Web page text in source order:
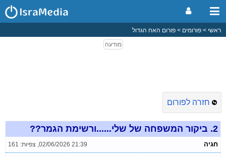
ראשי פורומים פורום האח הגדול
חזרה לפורום
2. ביקור המשפחה של שלי......ורשימת הגמר??
חגיה 02/06/2026 21:39
, צפיות: 161